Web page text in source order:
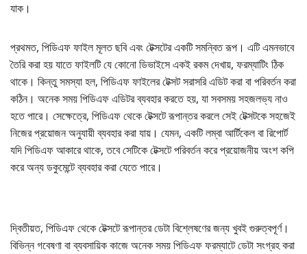
যাক।
প্রথমত, পিডিএফ ফাইল মূলত ছবি এবং টেক্সটের একটি সমন্বিত রূপ। এটি এমনভাবে
তৈরি করা হয় যাতে ফাইলটি যে কোনো ডিভাইসে একই রকম দেখায়, ফরম্যাটিং ঠিক
থাকে। কিন্তু সমস্যা হল, পিডিএফ ফাইলের টেক্সট সরাসরি এডিট করা বা পরিবর্তন করা
কঠিন। অনেক সময় পিডিএফ এডিটর ব্যবহার করতে হয়, যা সবসময় সহজলভ্য নাও
হতে পারে। সেক্ষেত্রে, পিডিএফ থেকে টেক্সটে রূপান্তর করলে সেই টেক্সটকে সহজেই
নিজের প্রয়োজন অনুযায়ী ব্যবহার করা যায়। যেমন, একটি লম্বা আর্টিকেল বা রিপোর্ট
যদি পিডিএফ আকারে থাকে, তবে সেটিকে টেক্সটে পরিবর্তন করে প্রয়োজনীয় অংশ কপি
করে অন্য ডকুমেন্টে ব্যবহার করা যেতে পারে।
দ্বিতীয়ত, পিডিএফ থেকে টেক্সটে রূপান্তর ডেটা বিশ্লেষণের জন্য খুবই গুরুত্বপূর্ণ।
বিভিন্ন গবেষণা বা ব্যবসায়িক কাজে অনেক সময় পিডিএফ ফরম্যাটে ডেটা সংগ্রহ করা